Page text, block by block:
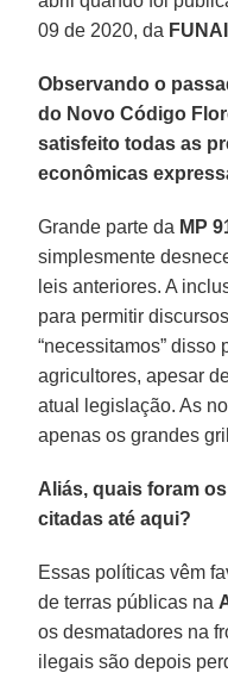
09 de 2020, da FUNAI
Observando o
do Novo Código
satisfeito todas as
econômicas
Grande parte da MP
simplesmente
leis anteriores. A
para permitir
“necessitamos”
agricultores, apesar
atual legislação. As
apenas os grandes
Aliás, quais foram
citadas até aqui?
Essas políticas vêm
de terras públicas na
os desmatadores na
ilegais são depois